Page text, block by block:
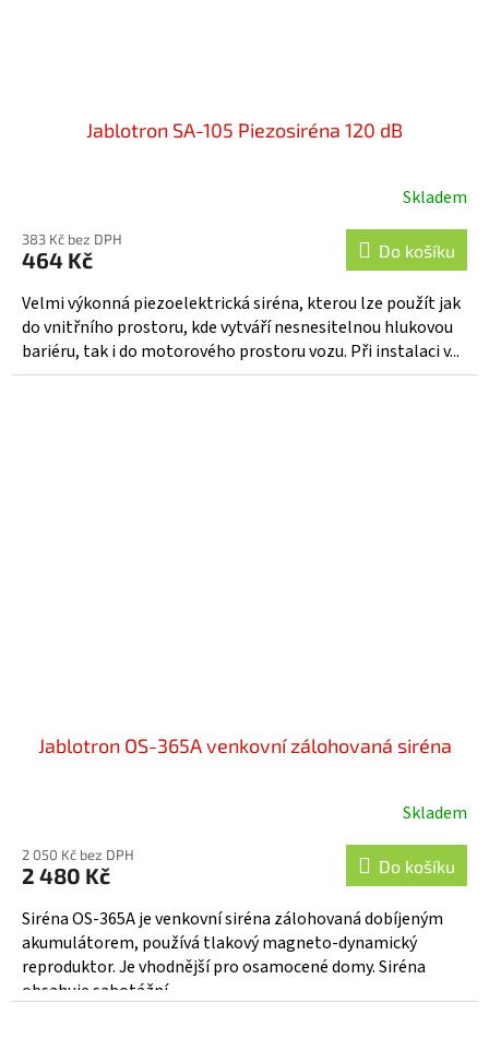
Jablotron SA-105 Piezosiréna 120 dB
produktu
je
5,0
z
5
hvězdiček.
Skladem
383 Kč bez DPH
464 Kč Do košíku
Velmi výkonná piezoelektrická siréna, kterou lze použít jak
do vnitřního prostoru, kde vytváří nesnesitelnou hlukovou
bariéru, tak i do motorového prostoru vozu. Při instalaci v...
Jablotron OS-365A venkovní zálohovaná siréna
Skladem
2 050 Kč bez DPH
2 480 Kč Do košíku
Siréna OS-365A je venkovní siréna zálohovaná dobíjeným
akumulátorem, používá tlakový magneto-dynamický
reproduktor. Je vhodnější pro osamocené domy. Siréna
obsahuje sabotážní...